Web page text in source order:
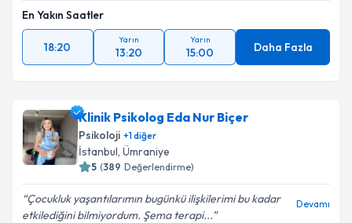
En Yakın Saatler
18:20
Yarın
13:20
Yarın
15:00 Daha Fazla
Klinik Psikolog Eda Nur Biçer
Psikoloji +1diğer
İstanbul, Ümraniye
5 (389 Değerlendirme)
Çocukluk yaşantılarımın bugünkü ilişkilerimi bu kadar
etkilediğini bilmiyordum. Şema terapi...
Devamı